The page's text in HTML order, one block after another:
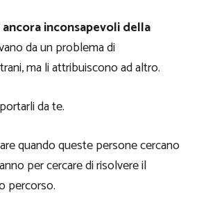
inconsapevoli della
da un problema di
ma li attribuiscono ad altro.
da te.
quando queste persone cercano
per cercare di risolvere il
percorso.